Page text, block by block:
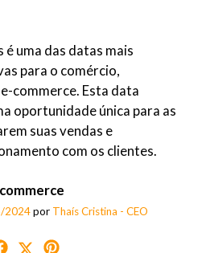
uma das datas mais
para o comércio,
commerce. Esta data
oportunidade única para as
suas vendas e
com os clientes.
2024por Thaís Cristina - CEO